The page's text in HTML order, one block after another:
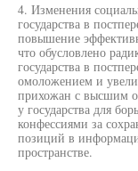
4. Изменения
государства в
повышение
что обусловлено
государства в
омоложением и
прихожан с высшим
у государства для
конфессиями за
позиций в
пространстве.